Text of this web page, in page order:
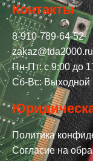
Контакты
8-910-789-64-52
zakaz@tda2000.ru
Пн-Пт: с 9:00 до
Сб-Вс: Выходной
Политика
Согласие на